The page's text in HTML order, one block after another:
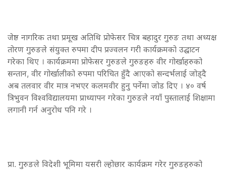
जेष्ठ नागरिक तथा प्रमूख अतिथि प्रोफेसर चित्र बहादुर गुरुङ तथा अध्यक्ष
तोरण गुरुङले संयुक्त रुपमा दीप प्रज्वलन गरी कार्यक्रमको उद्घाटन
गरेका थिए । कार्यक्रममा प्रोफेसर गुरुङले गुरुङहरु वीर गोर्खाहरुको
सन्तान, वीर गोर्खालीको रुपमा परिचित हुँदै आएको सन्दर्भलाई जोड्दै
अब तलवार वीर मात्र नभएर कलमवीर हुनु पर्नेमा जोड दिए । ४० वर्ष
त्रिभुवन विश्वविद्यालयमा प्राध्यापन गरेका गुरुङले नयाँ पुस्तालाई शिक्षामा
लगानी गर्न अनुरोध पनि गरे ।
प्रा. गुरुङले विदेशी भूमिमा यसरी ल्होछार कार्यक्रम गरेर गुरुङहरुको